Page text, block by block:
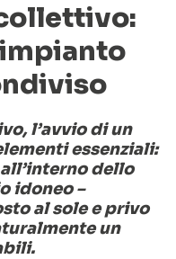
l’avvio di un
essenziali:
dello
idoneo –
al sole e privo
un